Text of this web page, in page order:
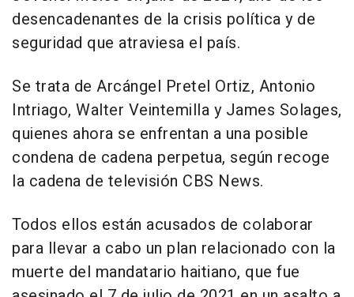
desencadenantes de la crisis política y de
seguridad que atraviesa el país.
Se trata de Arcángel Pretel Ortiz, Antonio
Intriago, Walter Veintemilla y James Solages,
quienes ahora se enfrentan a una posible
condena de cadena perpetua, según recoge
la cadena de televisión CBS News.
Todos ellos están acusados de colaborar
para llevar a cabo un plan relacionado con la
muerte del mandatario haitiano, que fue